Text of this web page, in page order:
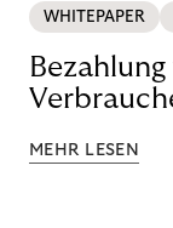
WHITEPAPER
MEHR LESEN